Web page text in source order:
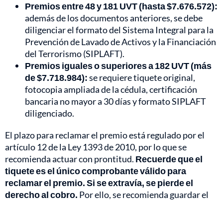
Premios entre 48 y 181 UVT (hasta $7.676.572):
además de los documentos anteriores, se debe
diligenciar el formato del Sistema Integral para la
Prevención de Lavado de Activos y la Financiación
del Terrorismo (SIPLAFT).
Premios iguales o superiores a 182 UVT (más
de $7.718.984):se requiere tiquete original,
fotocopia ampliada de la cédula, certificación
bancaria no mayor a 30 días y formato SIPLAFT
diligenciado.
El plazo para reclamar el premio está regulado por el
artículo 12 de la Ley 1393 de 2010, por lo que se
recomienda actuar con prontitud. Recuerde que el
tiquete es el único comprobante válido para
reclamar el premio. Si se extravía, se pierde el
derecho al cobro. Por ello, se recomienda guardar el